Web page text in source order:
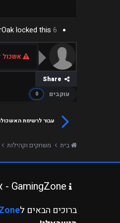
6 yr locked this נושא
אשכול
עוקבים
0
עבור לרשימת
בית משחקים וקהילות
ברוכים הבאים ל